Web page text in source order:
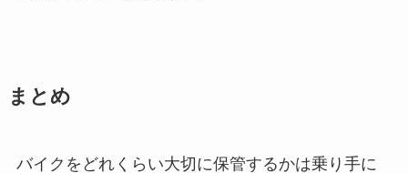
まとめ
バイクをどれくらい大切に保管するかは乗り手に